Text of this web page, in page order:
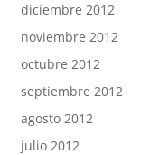
diciembre 2012
noviembre 2012
octubre 2012
septiembre 2012
agosto 2012
julio 2012